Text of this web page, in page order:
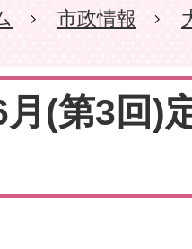
市政情報
(第3回)